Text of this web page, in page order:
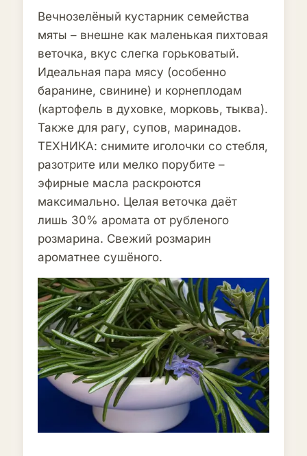
Вечнозелёный кустарник семейства
мяты – внешне как маленькая пихтовая
веточка, вкус слегка горьковатый.
Идеальная пара мясу (особенно
баранине, свинине) и корнеплодам
(картофель в духовке, морковь, тыква).
Также для рагу, супов, маринадов.
ТЕХНИКА: снимите иголочки со стебля,
разотрите или мелко порубите –
эфирные масла раскроются
максимально. Целая веточка даёт
лишь 30% аромата от рубленого
розмарина. Свежий розмарин
ароматнее сушёного.